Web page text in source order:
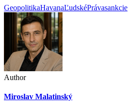
GeopolitikaHavanaĽudskéPrávasankcie
Author
Miroslav Malatinský